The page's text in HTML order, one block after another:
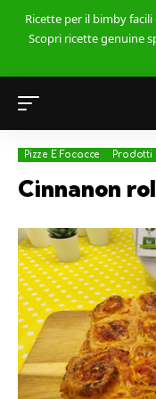
Ricette per il bimby
Scopri ricette genuine
Pizze E Focacce Prodotti
Cinnanon